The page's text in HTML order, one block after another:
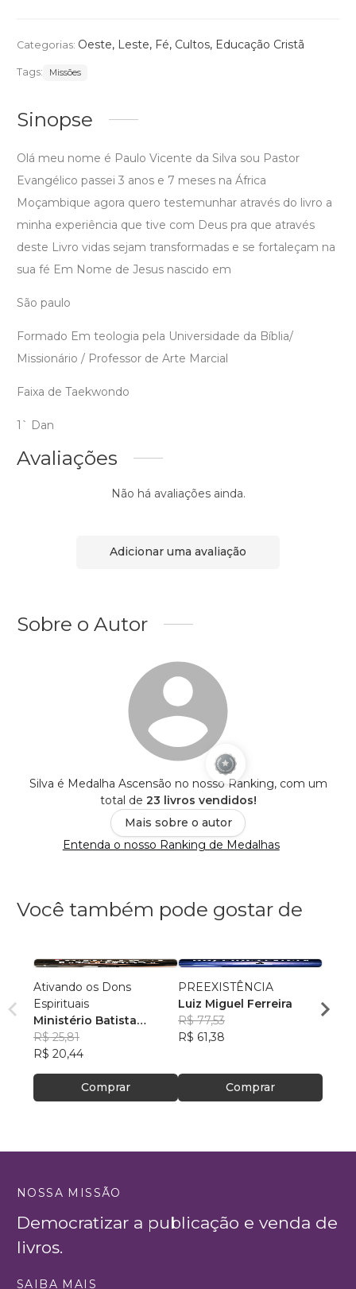
Categorias: Oeste, Leste, Fé, Cultos, Educação Cristã
Tags: Missões
Sinopse
Olá meu nome é Paulo Vicente da Silva sou Pastor
Evangélico passei 3 anos e 7 meses na África
Moçambique agora quero testemunhar através do livro a
minha experiência que tive com Deus pra que através
deste Livro vidas sejam transformadas e se fortaleçam na
sua fé Em Nome de Jesus nascido em
São paulo
Formado Em teologia pela Universidade da Bíblia/
Missionário / Professor de Arte Marcial
Faixa de Taekwondo
1` Dan
Avaliações
Não há avaliações ainda.
Adicionar uma avaliação
Sobre o Autor
Silva é Medalha Ascensão no nosso Ranking, com um
total de 23 livros vendidos!
Mais sobre o autor
Entenda o nosso Ranking de Medalhas
Você também pode gostar de
Ativando os Dons
Espirituais
Ministério Batista
Ebenézer
R$ 25,81
R$ 20,44
Comprar
PREEXISTÊNCIA
Luiz Miguel Ferreira
R$ 77,53
R$ 61,38
Comprar
NOSSA MISSÃO
Democratizar a publicação e venda de
livros.
SAIBA MAIS